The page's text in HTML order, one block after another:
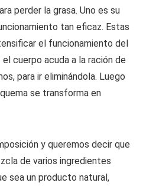
perder la grasa. Uno es su
tan eficaz. Estas
el funcionamiento del
cuerpo acuda a la ración de
para ir eliminándola. Luego
se transforma en
y queremos decir que
de varios ingredientes
sea un producto natural,